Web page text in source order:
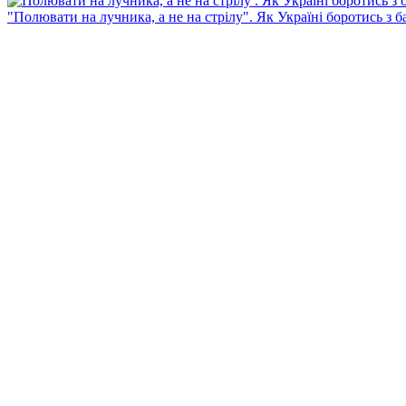
"Полювати на лучника, а не на стрілу". Як Україні боротись з